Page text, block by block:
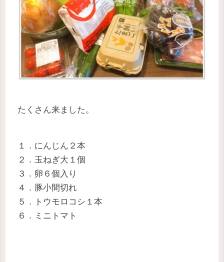
たくさん来ました。
１．にんじん２本
２．玉ねぎ大１個
３．卵６個入り
４．豚小間切れ
５．トウモロコシ１本
６．ミニトマト